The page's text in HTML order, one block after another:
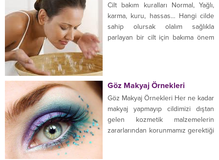
gereğini yerine getirmektedir. Daha
genç dinamik yüze sahip olma,
öncelikli herkesin...
Cilt bakım kuralları Normal, Yağlı,
karma, kuru, hassas… Hangi cilde
sahip olursak olalım sağlıkla
parlayan bir cilt için bakıma önem
yaşarsınız. Temizleme Cilt sağlığını
korumak, olan sorunları önlemenin
en önemli yolu cilt temizliğidir.
Gece uyumadan mutlaka...
Göz Makyaj Örnekleri
Göz Makyaj Örnekleri Her ne kadar
makyaj yapmayıp cildimizi dıştan
gelen kozmetik malzemelerin
zararlarından korunmamız gerektiği